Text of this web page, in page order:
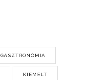
GASZTRONÓMIA
KIEMELT